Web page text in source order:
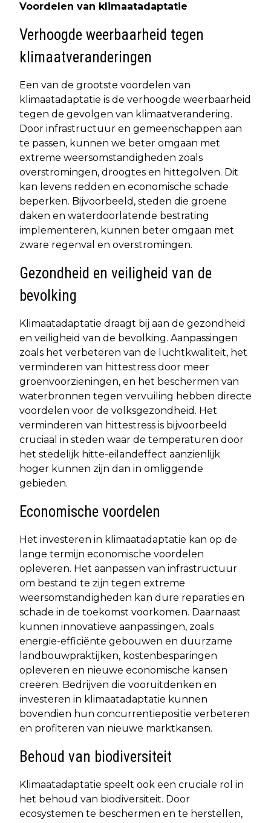
Voordelen van klimaatadaptatie
Verhoogde weerbaarheid tegen
klimaatveranderingen
Een van de grootste voordelen van
klimaatadaptatie is de verhoogde weerbaarheid
tegen de gevolgen van klimaatverandering.
Door infrastructuur en gemeenschappen aan
te passen, kunnen we beter omgaan met
extreme weersomstandigheden zoals
overstromingen, droogtes en hittegolven. Dit
kan levens redden en economische schade
beperken. Bijvoorbeeld, steden die groene
daken en waterdoorlatende bestrating
implementeren, kunnen beter omgaan met
zware regenval en overstromingen.
Gezondheid en veiligheid van de
bevolking
Klimaatadaptatie draagt bij aan de gezondheid
en veiligheid van de bevolking. Aanpassingen
zoals het verbeteren van de luchtkwaliteit, het
verminderen van hittestress door meer
groenvoorzieningen, en het beschermen van
waterbronnen tegen vervuiling hebben directe
voordelen voor de volksgezondheid. Het
verminderen van hittestress is bijvoorbeeld
cruciaal in steden waar de temperaturen door
het stedelijk hitte-eilandeffect aanzienlijk
hoger kunnen zijn dan in omliggende
gebieden.
Economische voordelen
Het investeren in klimaatadaptatie kan op de
lange termijn economische voordelen
opleveren. Het aanpassen van infrastructuur
om bestand te zijn tegen extreme
weersomstandigheden kan dure reparaties en
schade in de toekomst voorkomen. Daarnaast
kunnen innovatieve aanpassingen, zoals
energie-efficiënte gebouwen en duurzame
landbouwpraktijken, kostenbesparingen
opleveren en nieuwe economische kansen
creëren. Bedrijven die vooruitdenken en
investeren in klimaatadaptatie kunnen
bovendien hun concurrentiepositie verbeteren
en profiteren van nieuwe marktkansen.
Behoud van biodiversiteit
Klimaatadaptatie speelt ook een cruciale rol in
het behoud van biodiversiteit. Door
ecosystemen te beschermen en te herstellen,